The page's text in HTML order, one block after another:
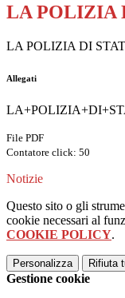
LA POLIZIA
LA POLIZIA DI
Allegati
File PDF
Contatore click: 50
Notizie
Questo sito o gli
cookie necessari al
COOKIE POLICY.
Personalizza Rifiuta
Gestione cookie